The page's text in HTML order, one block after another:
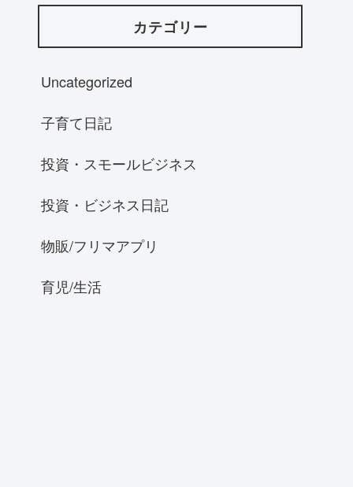
カテゴリー
Uncategorized
子育て日記
投資・スモールビジネス
投資・ビジネス日記
物販/フリマアプリ
育児/生活